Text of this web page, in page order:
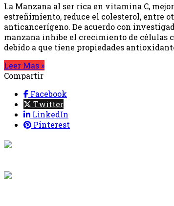
La Manzana al ser rica en vitamina C,
estreñimiento, reduce el colesterol, entre
anticancerígeno. De acuerdo con
manzana inhibe el crecimiento de células
debido a que tiene propiedades
Leer Mas »
Compartir
Facebook
Twitter
LinkedIn
Pinterest